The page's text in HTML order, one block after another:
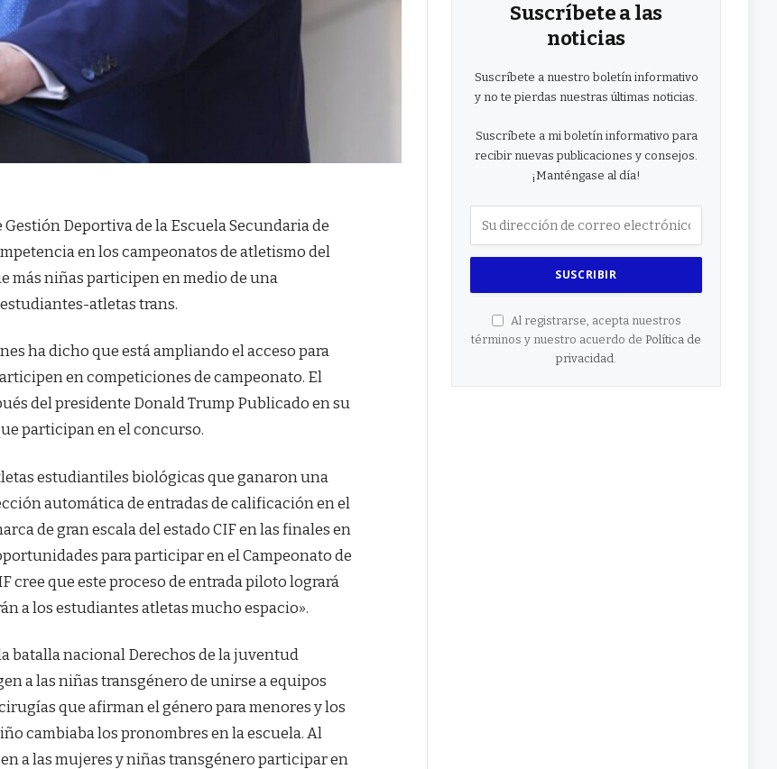
Gestión Deportiva de la Escuela Secundaria de
en los campeonatos de atletismo del
más niñas participen en medio de una
atletas trans.
ha dicho que está ampliando el acceso para
en competiciones de campeonato. El
del presidente Donald Trump Publicado en su
participan en el concurso.
estudiantiles biológicas que ganaron una
automática de entradas de calificación en el
de gran escala del estado CIF en las finales en
para participar en el Campeonato de
cree que este proceso de entrada piloto logrará
a los estudiantes atletas mucho espacio».
batalla nacional Derechos de la juventud
a las niñas transgénero de unirse a equipos
que afirman el género para menores y los
cambiaba los pronombres en la escuela. Al
a las mujeres y niñas transgénero participar en
Suscríbete a las
noticias
Suscríbete a nuestro boletín informativo
y no te pierdas nuestras últimas noticias.
Suscríbete a mi boletín informativo para
recibir nuevas publicaciones y consejos.
¡Manténgase al día!
Al registrarse, acepta nuestros
términos y nuestro acuerdo de Política de
privacidad.